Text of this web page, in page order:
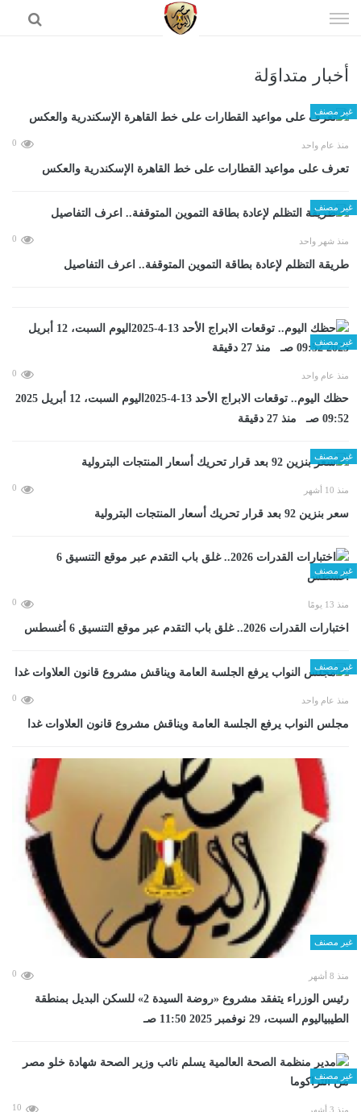
الى
أخبار متداوَلة
غير مصنف
منذ عام واحد 0
تعرف على مواعيد القطارات على خط القاهرة الإسكندرية والعكس
غير مصنف
منذ شهر واحد 0
طريقة التظلم لإعادة بطاقة التموين المتوقفة.. اعرف التفاصيل
غير مصنف
منذ عام واحد 0
حظك اليوم.. توقعات الابراج الأحد 13-4-2025اليوم السبت، 12 أبريل 2025
09:52 صـ منذ 27 دقيقة
غير مصنف
منذ 10 أشهر 0
سعر بنزين 92 بعد قرار تحريك أسعار المنتجات البترولية
غير مصنف
منذ 13 يومًا 0
اختبارات القدرات 2026.. غلق باب التقدم عبر موقع التنسيق 6 أغسطس
غير مصنف
منذ عام واحد 0
مجلس النواب يرفع الجلسة العامة ويناقش مشروع قانون العلاوات غدا
غير مصنف
منذ 8 أشهر 0
رئيس الوزراء يتفقد مشروع «روضة السيدة 2» للسكن البديل بمنطقة
الطيبياليوم السبت، 29 نوفمبر 2025 11:50 صـ
غير مصنف
منذ 3 أشهر 10